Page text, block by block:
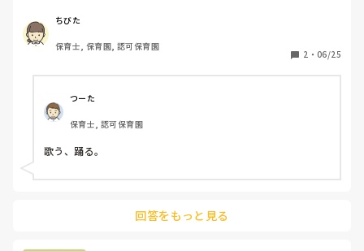
り、何度声をかけても反応がなかったりすることがありま
す。
の関わり方や伝え方に問題があるのではないかと落ち込んで
皆さんは、子どもが話を聞いてくれない時にどのような工夫
をしていますか？声かけのコツや意識していることがあれば
教えてください。
ちびた
保育士, 保育園, 認可保育園
2 ・ 06/25
つーた
保育士, 認可保育園
歌う、踊る。
回答をもっと見る